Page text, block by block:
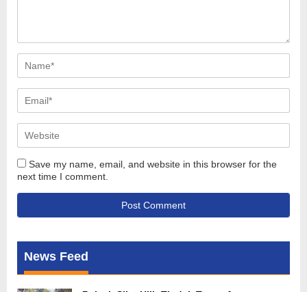
Save my name, email, and website in this browser for the
next time I comment.
News Feed